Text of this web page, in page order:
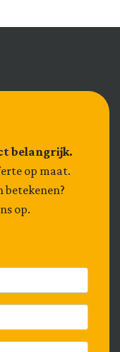
belangrijk.
op maat.
betekenen?
op.